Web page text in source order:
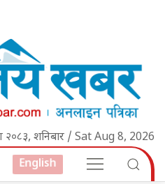
२०८३, शनिबार / Sat Aug 8, 2026
English